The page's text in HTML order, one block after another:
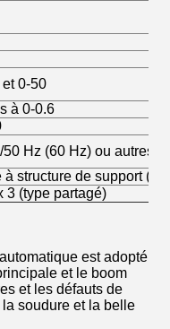
0-50
à 0-0.6
Hz (60 Hz) ou autres
à structure de support
3 (type partagé)
est adopté
et le boom
et les défauts de
soudure et la belle